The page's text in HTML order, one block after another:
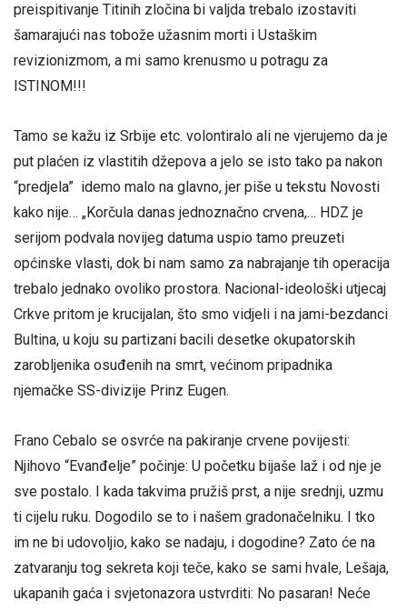
preispitivanje Titinih zločina bi valjda trebalo izostaviti
šamarajući nas tobože užasnim morti i Ustaškim
revizionizmom, a mi samo krenusmo u potragu za
ISTINOM!!!
Tamo se kažu iz Srbije etc. volontiralo ali ne vjerujemo da je
put plaćen iz vlastitih džepova a jelo se isto tako pa nakon
“predjela” idemo malo na glavno, jer piše u tekstu Novosti
kako nije… „Korčula danas jednoznačno crvena,… HDZ je
serijom podvala novijeg datuma uspio tamo preuzeti
općinske vlasti, dok bi nam samo za nabrajanje tih operacija
trebalo jednako ovoliko prostora. Nacional-ideološki utjecaj
Crkve pritom je krucijalan, što smo vidjeli i na jami-bezdanci
Bultina, u koju su partizani bacili desetke okupatorskih
zarobljenika osuđenih na smrt, većinom pripadnika
njemačke SS-divizije Prinz Eugen.
Frano Cebalo se osvrće na pakiranje crvene povijesti:
Njihovo “Evanđelje” počinje: U početku bijaše laž i od nje je
sve postalo. I kada takvima pružiš prst, a nije srednji, uzmu
ti cijelu ruku. Dogodilo se to i našem gradonačelniku. I tko
im ne bi udovoljio, kako se nadaju, i dogodine? Zato će na
zatvaranju tog sekreta koji teče, kako se sami hvale, Lešaja,
ukapanih gaća i svjetonazora ustvrditi: No pasaran! Neće